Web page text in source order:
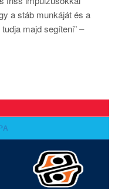
a stáb munkáját és a
majd segíteni” –